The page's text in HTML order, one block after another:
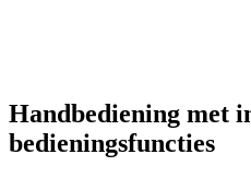
Handbediening met
bedieningsfuncties